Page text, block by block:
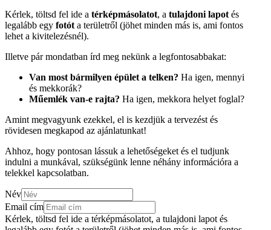
Kérlek, töltsd fel ide a térképmásolatot, a tulajdoni lapot és
legalább egy fotót a területről (jöhet minden más is, ami fontos
lehet a kivitelezésnél).
Illetve pár mondatban írd meg nekünk a legfontosabbakat:
Van most bármilyen épület a telken? Ha igen, mennyi
és mekkorák?
Műemlék van-e rajta? Ha igen, mekkora helyet foglal?
Amint megvagyunk ezekkel, el is kezdjük a tervezést és
rövidesen megkapod az ajánlatunkat!
Ahhoz, hogy pontosan lássuk a lehetőségeket és el tudjunk
indulni a munkával, szükségünk lenne néhány információra a
telekkel kapcsolatban.
Név
Email cím
Kérlek, töltsd fel ide a térképmásolatot, a tulajdoni lapot és